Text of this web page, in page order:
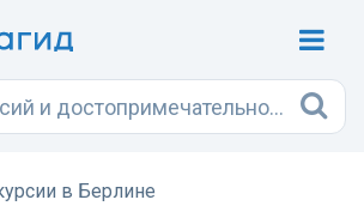
в Берлине